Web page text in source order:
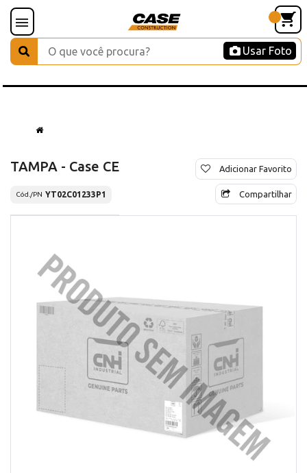
Usar Foto
TAMPA - Case CE
Cód./PN YT02C01233P1
Adicionar Favorito
Compartilhar